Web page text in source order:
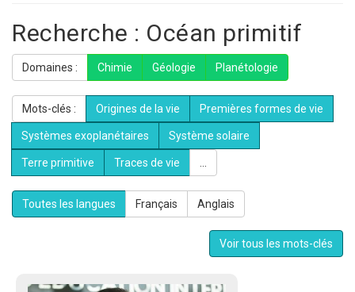
Recherche : Océan primitif
Domaines : Chimie Géologie Planétologie
Mots-clés : Origines de la vie Premières formes de vie
Systèmes exoplanétaires Système solaire
Terre primitive Traces de vie
Toutes les langues Français Anglais
Voir tous les mots-clés